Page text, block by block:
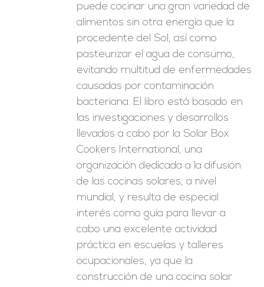
puede cocinar una gran variedad de
alimentos sin otra energía que la
procedente del Sol, así como
pasteurizar el agua de consumo,
evitando multitud de enfermedades
causadas por contaminación
bacteriana. El libro está basado en
las investigaciones y desarrollos
llevados a cabo por la Solar Box
Cookers International, una
organización dedicada a la difusión
de las cocinas solares, a nivel
mundial, y resulta de especial
interés como guía para llevar a
cabo una excelente actividad
práctica en escuelas y talleres
ocupacionales, ya que la
construcción de una cocina solar